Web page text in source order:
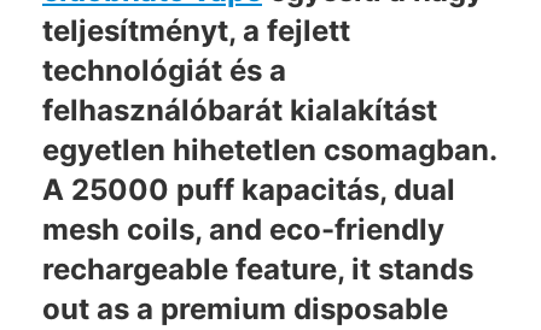
teljesítményt, a fejlett
technológiát és a
felhasználóbarát kialakítást
egyetlen hihetetlen csomagban.
A 25000 puff kapacitás, dual
mesh coils, and eco-friendly
rechargeable feature, it stands
out as a premium disposable